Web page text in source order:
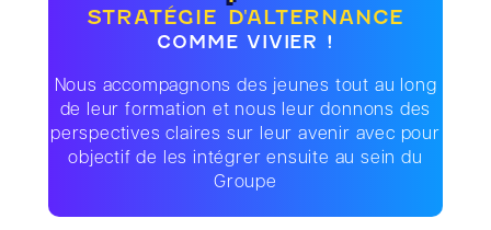
STRATÉGIE D'ALTERNANCE
COMME VIVIER !
Nous accompagnons des jeunes tout au long
de leur formation et nous leur donnons des
perspectives claires sur leur avenir avec pour
objectif de les intégrer ensuite au sein du
Groupe